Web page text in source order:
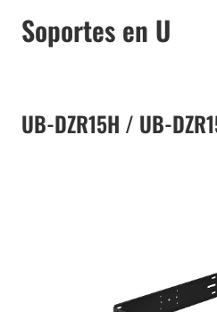
Soportes en U
UB-DZR15H / UB-